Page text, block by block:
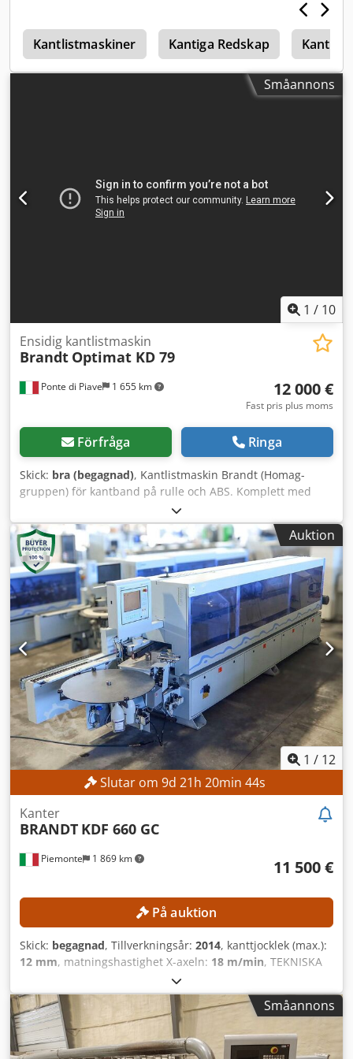
Kantlistmaskiner Kantiga Redskap
Småannons
1 / 10
Ponte di Piave 1 655 km
Ensidig kantlistmaskin
Brandt Optimat KD 79
12 000 €
Fast pris plus moms
Förfråga Ringa
Skick: bra (begagnad), Kantlistmaskin Brandt (Homag-
gruppen) för kantband på rulle och ABS. Komplett med
inmatningsriktare och alla profileringsenheter med
avrundare. Fungerar perfekt. Dodpfx Asy N Ukioldokr
Auktion
1 / 12
Slutar om 9d 21h 20min 42s
Piemonte 1 869 km
Kanter
BRANDT KDF 660 GC
11 500 €
På auktion
Skick: begagnad, Tillverkningsår: 2014, kanttjocklek (max.):
12 mm, matningshastighet X-axeln: 18 m/min, TEKNISKA
DETALJER Arbetsstyckets mått Minsta plåttjocklek: 10 mm
Största plåttjocklek: 60 mm Minsta plattbredd: 70 mm
Minsta kanttjocklek: 0,4 mm Största kanttjocklek: 12 mm
Maximal frammatningshastighet: 18 m/min Frammatning
och styrning Anpressning med tomgångsrullar
Småannons